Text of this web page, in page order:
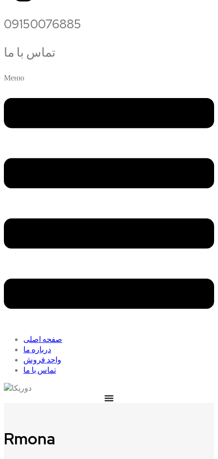
09150076885
تماس با ما
Меню
صفحه اصلی
درباره ما
واحد فروش
تماس با ما
Rmona